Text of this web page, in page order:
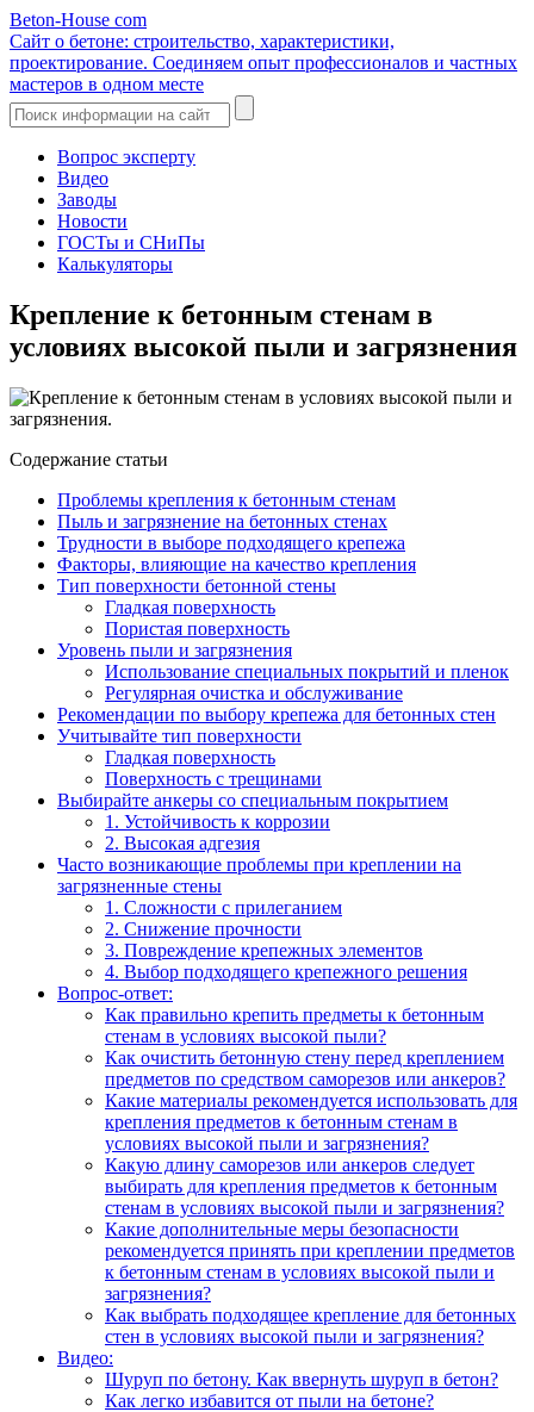
Beton-House com
Сайт о бетоне: строительство, характеристики,
проектирование. Соединяем опыт профессионалов и частных
мастеров в одном месте
Вопрос эксперту
Видео
Заводы
Новости
ГОСТы и СНиПы
Калькуляторы
Крепление к бетонным стенам в
условиях высокой пыли и загрязнения
Содержание статьи
Проблемы крепления к бетонным стенам
Пыль и загрязнение на бетонных стенах
Трудности в выборе подходящего крепежа
Факторы, влияющие на качество крепления
Тип поверхности бетонной стены
Гладкая поверхность
Пористая поверхность
Уровень пыли и загрязнения
Использование специальных покрытий и пленок
Регулярная очистка и обслуживание
Рекомендации по выбору крепежа для бетонных стен
Учитывайте тип поверхности
Гладкая поверхность
Поверхность с трещинами
Выбирайте анкеры со специальным покрытием
1. Устойчивость к коррозии
2. Высокая адгезия
Часто возникающие проблемы при креплении на
загрязненные стены
1. Сложности с прилеганием
2. Снижение прочности
3. Повреждение крепежных элементов
4. Выбор подходящего крепежного решения
Вопрос-ответ:
Как правильно крепить предметы к бетонным
стенам в условиях высокой пыли?
Как очистить бетонную стену перед креплением
предметов по средством саморезов или анкеров?
Какие материалы рекомендуется использовать для
крепления предметов к бетонным стенам в
условиях высокой пыли и загрязнения?
Какую длину саморезов или анкеров следует
выбирать для крепления предметов к бетонным
стенам в условиях высокой пыли и загрязнения?
Какие дополнительные меры безопасности
рекомендуется принять при креплении предметов
к бетонным стенам в условиях высокой пыли и
загрязнения?
Как выбрать подходящее крепление для бетонных
стен в условиях высокой пыли и загрязнения?
Видео:
Шуруп по бетону. Как ввернуть шуруп в бетон?
Как легко избавится от пыли на бетоне?